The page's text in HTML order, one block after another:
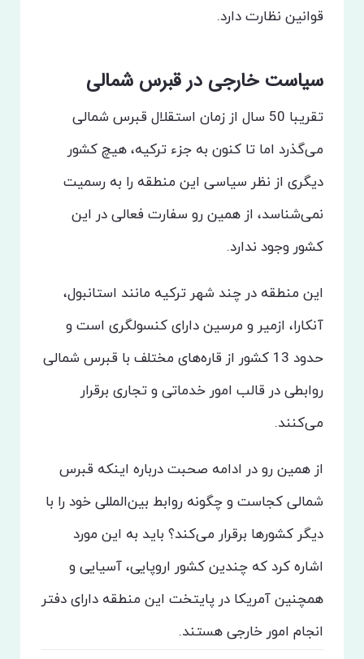
قوانین نظارت دارد.
سیاست خارجی در قبرس شمالی
تقریبا 50 سال از زمان استقلال قبرس شمالی
می‌گذرد اما تا کنون به جزء ترکیه، هیچ کشور
دیگری از نظر سیاسی این منطقه را به رسمیت
نمی‌شناسد، از همین رو سفارت فعالی در این
کشور وجود ندارد.
این منطقه در چند شهر ترکیه مانند استانبول،
آنکارا، ازمیر و مرسین دارای کنسولگری است و
حدود 13 کشور از قاره‌های مختلف با قبرس شمالی
روابطی در قالب امور خدماتی و تجاری برقرار
می‌کنند.
از همین رو در ادامه صحبت درباره اینکه قبرس
شمالی کجاست و چگونه روابط بین‌المللی خود را با
دیگر کشورها برقرار می‌کند؟ باید به این مورد
اشاره کرد که چندین کشور اروپایی، آسیایی و
همچنین آمریکا در پایتخت این منطقه دارای دفتر
انجام امور خارجی هستند.